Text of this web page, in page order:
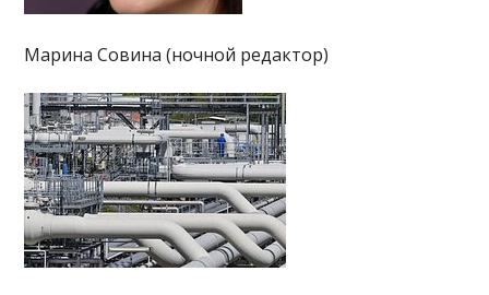
Марина Совина (ночной редактор)